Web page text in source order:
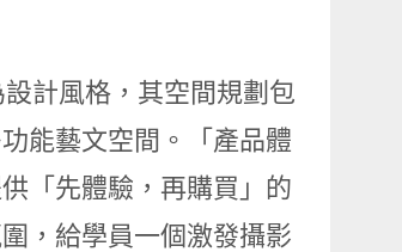
計風格，其空間規劃包
能藝文空間。「產品體
「先體驗，再購買」的
，給學員一個激發攝影